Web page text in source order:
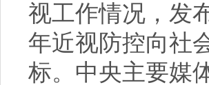
视工作情况，发
年近视防控向社
标。中央主要媒